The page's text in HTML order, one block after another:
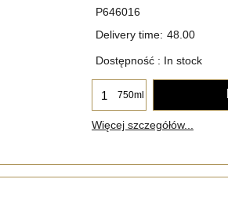
P646016
Delivery time: 48.00
Dostępność : In stock
750ml
Więcej szczegółów...